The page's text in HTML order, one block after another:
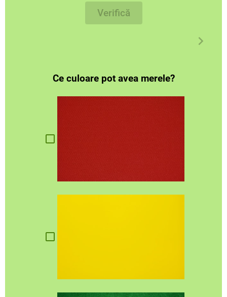
Verifică
Ce culoare pot avea merele?